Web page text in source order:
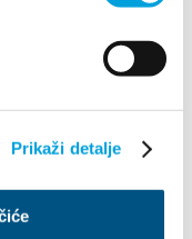
Prikaži detalje
Kaštel Novi